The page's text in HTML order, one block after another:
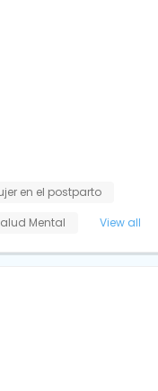
en el postparto
Mental View all